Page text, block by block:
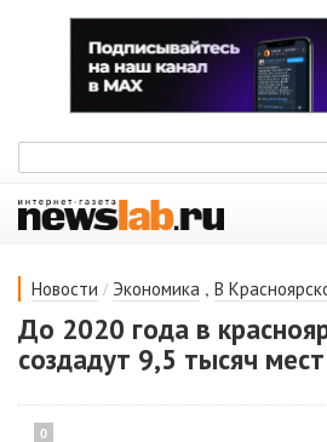
Новости / Экономика , В
До 2020 года в
создадут 9,5 тысяч мест
0